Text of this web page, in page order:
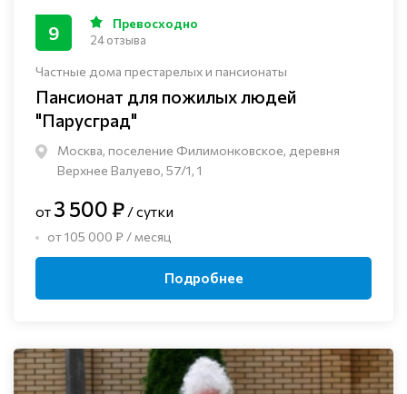
Частные дома престарелых и пансионаты
Пансионат для пожилых людей
"Парусград"
Москва, поселение Филимонковское, деревня
Верхнее Валуево, 57/1, 1
9 Превосходно
24 отзыва
от 3 500 ₽ / сутки
от 105 000 ₽ / месяц
Подробнее